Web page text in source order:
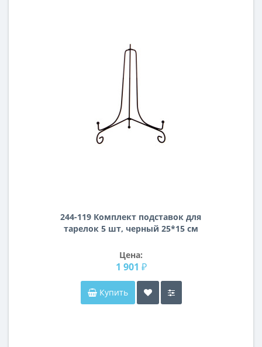
244-119 Комплект подставок для
тарелок 5 шт, черный 25*15 см
Цена:
1 901 ₽
Купить